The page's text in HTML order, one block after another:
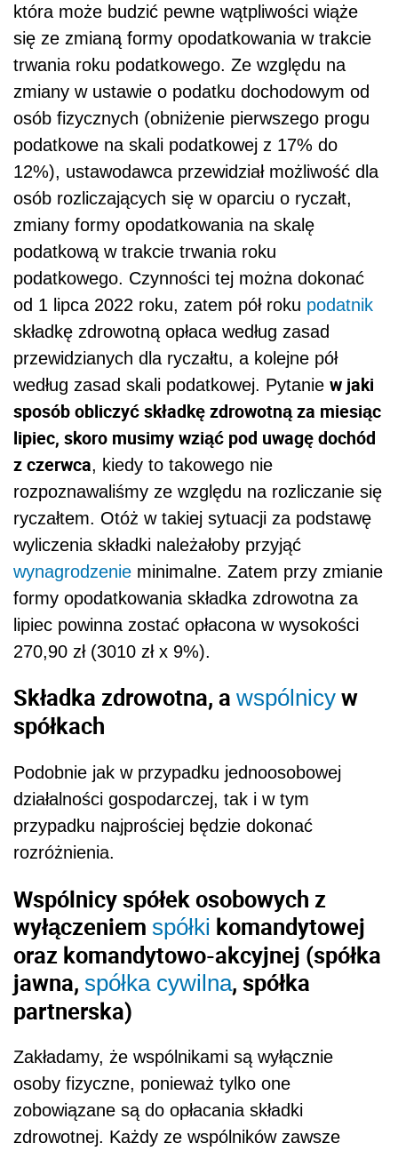
która może budzić pewne wątpliwości wiąże
się ze zmianą formy opodatkowania w trakcie
trwania roku podatkowego. Ze względu na
zmiany w ustawie o podatku dochodowym od
osób fizycznych (obniżenie pierwszego progu
podatkowe na skali podatkowej z 17% do
12%), ustawodawca przewidział możliwość dla
osób rozliczających się w oparciu o ryczałt,
zmiany formy opodatkowania na skalę
podatkową w trakcie trwania roku
podatkowego. Czynności tej można dokonać
od 1 lipca 2022 roku, zatem pół roku podatnik
składkę zdrowotną opłaca według zasad
przewidzianych dla ryczałtu, a kolejne pół
według zasad skali podatkowej. Pytanie w jaki
sposób obliczyć składkę zdrowotną za miesiąc
lipiec, skoro musimy wziąć pod uwagę dochód
z czerwca, kiedy to takowego nie
rozpoznawaliśmy ze względu na rozliczanie się
ryczałtem. Otóż w takiej sytuacji za podstawę
wyliczenia składki należałoby przyjąć
wynagrodzenie minimalne. Zatem przy zmianie
formy opodatkowania składka zdrowotna za
lipiec powinna zostać opłacona w wysokości
270,90 zł (3010 zł x 9%).
Składka zdrowotna, a wspólnicy w
spółkach
Podobnie jak w przypadku jednoosobowej
działalności gospodarczej, tak i w tym
przypadku najprościej będzie dokonać
rozróżnienia.
Wspólnicy spółek osobowych z
wyłączeniem spółki komandytowej
oraz komandytowo-akcyjnej (spółka
jawna, spółka cywilna, spółka
partnerska)
Zakładamy, że wspólnikami są wyłącznie
osoby fizyczne, ponieważ tylko one
zobowiązane są do opłacania składki
zdrowotnej. Każdy ze wspólników zawsze